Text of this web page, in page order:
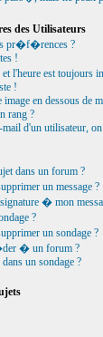
des Utilisateurs
pr�f�rences ?
!
l'heure est toujours
!
en dessous de
rang ?
d'un utilisateur, on
dans un forum ?
un message ?
� mon
?
un sondage ?
� un forum ?
un sondage ?